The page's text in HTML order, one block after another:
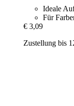
Ideale
Für
€ 3,09
Zustellung bis